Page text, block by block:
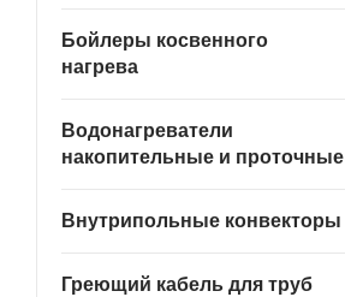
Бойлеры косвенного
нагрева
Водонагреватели
накопительные и проточные
Внутрипольные конвекторы
Греющий кабель для труб